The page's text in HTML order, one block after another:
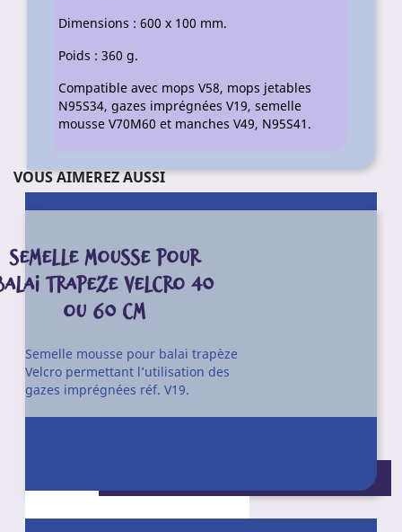
Dimensions : 600 x 100 mm.
Poids : 360 g.
Compatible avec mops V58, mops jetables
N95S34, gazes imprégnées V19, semelle
mousse V70M60 et manches V49, N95S41.
VOUS AIMEREZ AUSSI
SEMELLE MOUSSE POUR
TRAPEZE VELCRO 40
OU 60 CM
Semelle mousse pour balai trapèze
Velcro permettant l’utilisation des
gazes imprégnées réf. V19.